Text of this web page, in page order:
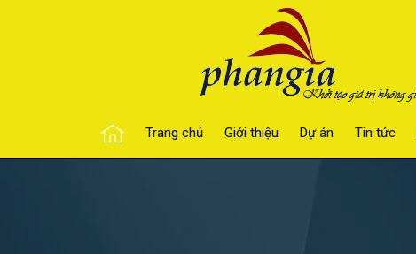
Trang chủ Giới thiệu Dự án Tin tức